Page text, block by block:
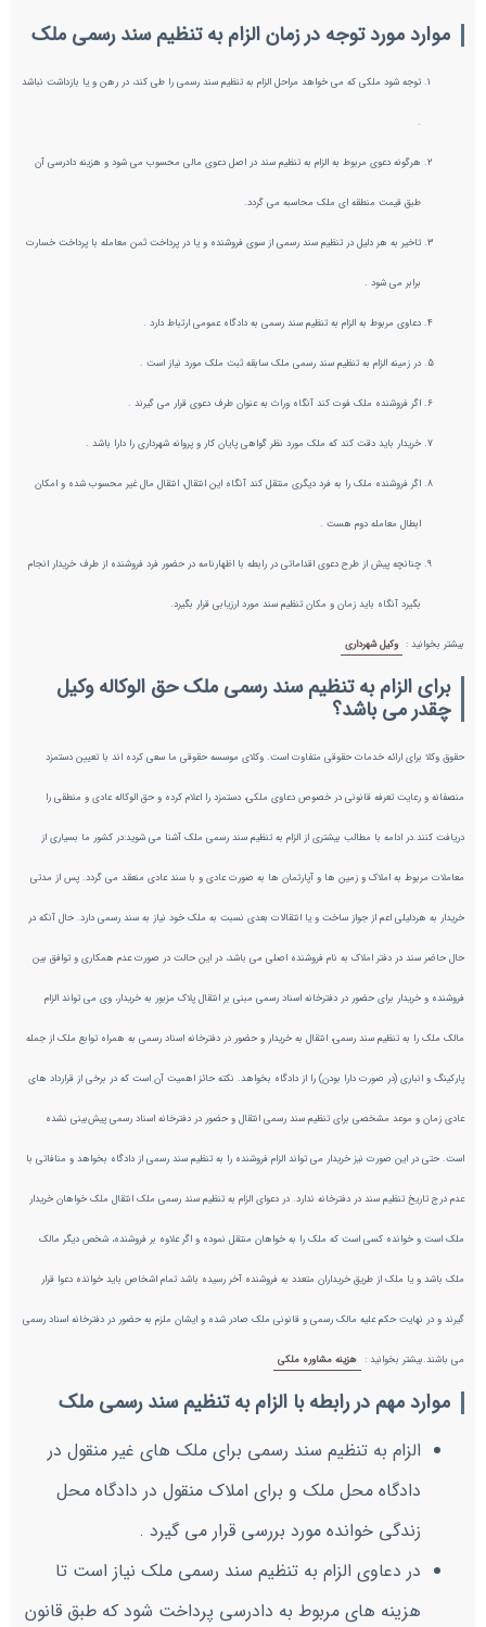
موارد مورد توجه در زمان الزام به تنظیم سند رسمی ملک
توجه شود ملکی که می خواهد مراحل الزام به تنظیم سند رسمی را طی کند، در رهن و یا بازداشت نباشد
.
هرگونه دعوی مربوط به الزام به تنظیم سند در اصل دعوی مالی محسوب می شود و هزینه دادرسی آن
طبق قیمت منطقه ای ملک محاسبه می گردد.
تاخیر به هر دلیل در تنظیم سند رسمی از سوی فروشنده و یا در پرداخت ثمن معامله با پرداخت خسارت
برابر می شود .
دعاوی مربوط به الزام به تنظیم سند رسمی به دادگاه عمومی ارتباط دارد .
در زمینه الزام به تنظیم سند رسمی ملک سابقه ثبت ملک مورد نیاز است .
اگر فروشنده ملک فوت کند آنگاه وراث به عنوان طرف دعوی قرار می گیرند .
خریدار باید دقت کند که ملک مورد نظر گواهی پایان کار و پروانه شهرداری را دارا باشد .
اگر فروشنده ملک را به فرد دیگری منتقل کند آنگاه این انتقال، انتقال مال غیر محسوب شده و امکان
ابطال معامله دوم هست .
چنانچه پیش از طرح دعوی اقداماتی در رابطه با اظهارنامه در حضور فرد فروشنده از طرف خریدار انجام
بگیرد آنگاه باید زمان و مکان تنظیم سند مورد ارزیابی قرار بگیرد.
بیشتر بخوانید : وکیل شهرداری
برای الزام به تنظیم سند رسمی ملک حق الوکاله وکیل
چقدر می باشد؟
حقوق وکلا برای ارائه خدمات حقوقی متفاوت است. وکلای موسسه حقوقی ما سعی کرده اند با تعیین دستمزد
منصفانه و رعایت تعرفه قانونی در خصوص دعاوی ملکی، دستمزد را اعلام کرده و حق الوکاله عادی و منطقی را
دریافت کنند.در ادامه با مطالب بیشتری از الزام به تنظيم سند رسمی ملک آشنا می شوید:در کشور ما بسیاری از
معاملات مربوط به املاک و زمین ها و آپارتمان ها به صورت عادی و با سند عادی منعقد می گردد. پس از مدتی
خریدار به هردلیلی اعم از جواز ساخت و یا انتقالات بعدی نسبت به ملک خود نیاز به سند رسمی دارد. حال آنکه در
حال حاضر سند در دفتر املاک به نام فروشنده اصلی می باشد، در این حالت در صورت عدم همکاری و توافق بین
فروشنده و خریدار برای حضور در دفترخانه اسناد رسمی مبنی بر انتقال پلاک مزبور به خریدار، وی می تواند الزام
مالک ملک را به تنظیم سند رسمی، انتقال به خریدار و حضور در دفترخانه اسناد رسمی به همراه توابع ملک از جمله
پارکینگ و انباری (در صورت دارا بودن) را از دادگاه بخواهد. نکته حائز اهمیت آن است که در برخی از قرارداد های
عادی زمان و موعد مشخصی برای تنظیم سند رسمی انتقال و حضور در دفترخانه اسناد رسمی پیش‌بینی نشده
است. حتی در این صورت نیز خریدار می تواند الزام فروشنده را به تنظیم سند رسمی از دادگاه بخواهد و منافاتی با
عدم درج تاریخ تنظیم سند در دفترخانه ندارد. در دعوای الزام به تنظیم سند رسمی ملک انتقال ملک خواهان خریدار
ملک است و خوانده کسی است که ملک را به خواهان منتقل نموده و اگر علاوه بر فروشنده، شخص دیگر مالک
ملک باشد و یا ملک از طریق خریداران متعدد به فروشنده آخر رسیده باشد تمام اشخاص باید خوانده دعوا قرار
گیرند و در نهایت حکم علیه مالک رسمی و قانونی ملک صادر شده و ایشان ملزم به حضور در دفترخانه اسناد رسمی
می باشند.بیشتر بخوانید : هزینه مشاوره ملکی
موارد مهم در رابطه با الزام به تنظیم سند رسمی ملک
الزام به تنظیم سند رسمی برای ملک های غیر منقول در
دادگاه محل ملک و برای املاک منقول در دادگاه محل
زندگی خوانده مورد بررسی قرار می گیرد .
در دعاوی الزام به تنظیم سند رسمی ملک نیاز است تا
هزینه های مربوط به دادرسی پرداخت شود که طبق قانون